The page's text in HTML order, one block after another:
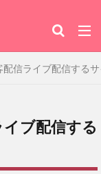
配信ライブ配信する
イブ配信する